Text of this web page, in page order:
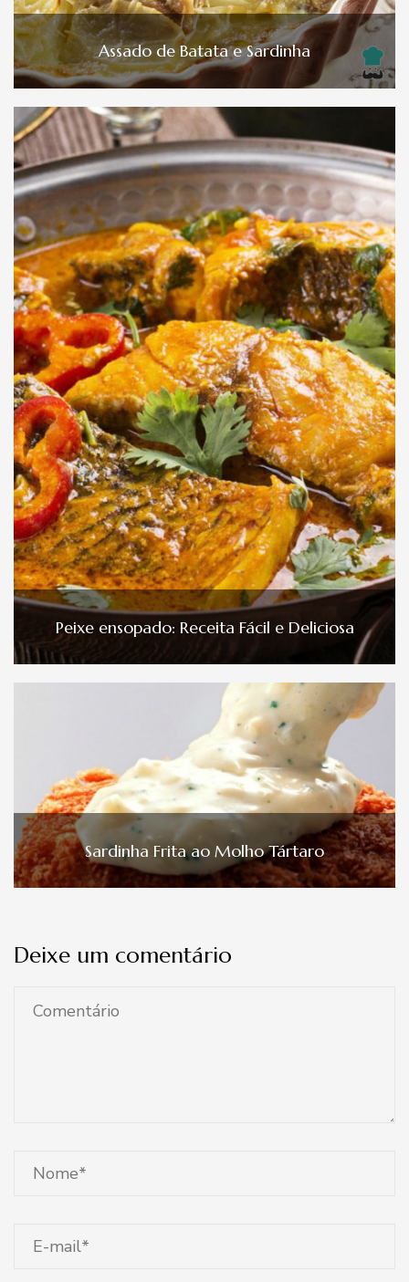
Assado de Batata e Sardinha
Peixe ensopado: Receita Fácil e Deliciosa
Sardinha Frita ao Molho Tártaro
Deixe um comentário